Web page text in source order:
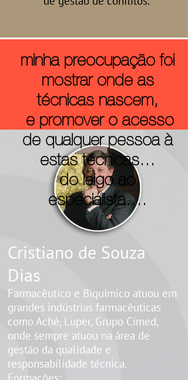
Cristiano de Souza
Dias
Farmacêutico e Biquímico atuou em
grandes indústrias farmacêuticas
como Aché, Luper, Grupo Cimed,
onde sempre atuou na área de
gestão da qualidade e
responsabilidade técnica.
minha preocupação foi
mostrar onde as
técnicas nascem,
​​​​​​​ e promover o acesso
de qualquer pessoa à
estas técnicas...
do leigo ao
especialista....